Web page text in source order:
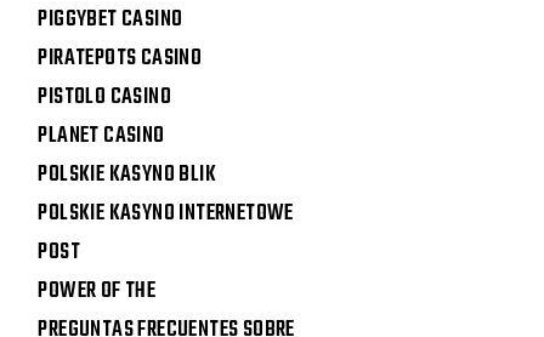
PIGGYBET CASINO
PIRATEPOTS CASINO
PISTOLO CASINO
PLANET CASINO
POLSKIE KASYNO BLIK
POLSKIE KASYNO INTERNETOWE
POST
POWER OF THE